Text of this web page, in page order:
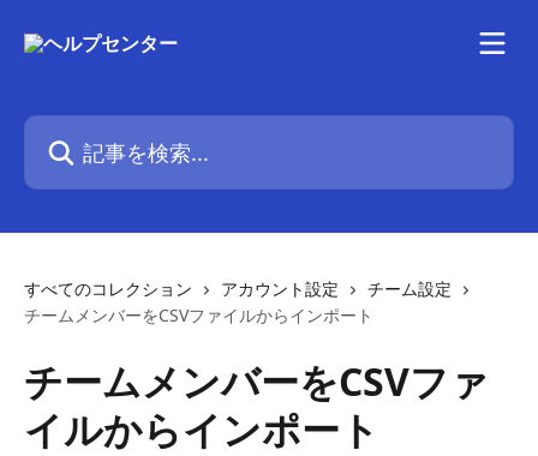
記事を検索...
すべてのコレクション アカウント設定
チーム設定
チームメンバーをCSVファイルからインポート
チームメンバーをCSVファ
イルからインポート